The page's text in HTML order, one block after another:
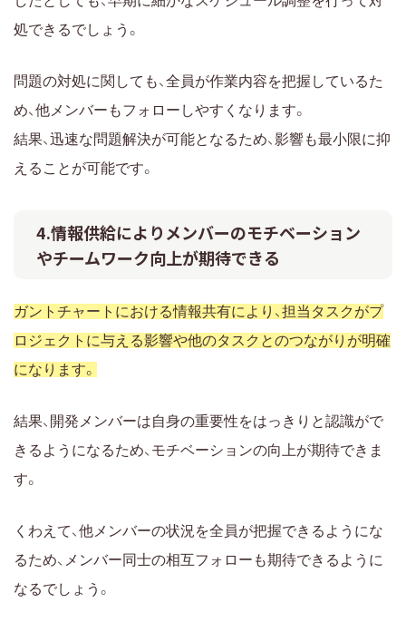
処できるでしょう。
問題の対処に関しても、全員が作業内容を把握しているた
め、他メンバーもフォローしやすくなります。
結果、迅速な問題解決が可能となるため、影響も最小限に抑
えることが可能です。
4.情報供給によりメンバーのモチベーション
やチームワーク向上が期待できる
ガントチャートにおける情報共有により、担当タスクがプ
ロジェクトに与える影響や他のタスクとのつながりが明確
になります。
結果、開発メンバーは自身の重要性をはっきりと認識がで
きるようになるため、モチベーションの向上が期待できま
す。
くわえて、他メンバーの状況を全員が把握できるようにな
るため、メンバー同士の相互フォローも期待できるように
なるでしょう。